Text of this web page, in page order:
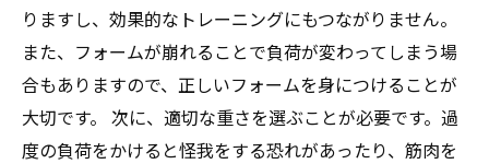
りますし、効果的なトレーニングにもつながりません。
また、フォームが崩れることで負荷が変わってしまう場
合もありますので、正しいフォームを身につけることが
大切です。 次に、適切な重さを選ぶことが必要です。過
度の負荷をかけると怪我をする恐れがあったり、筋肉を